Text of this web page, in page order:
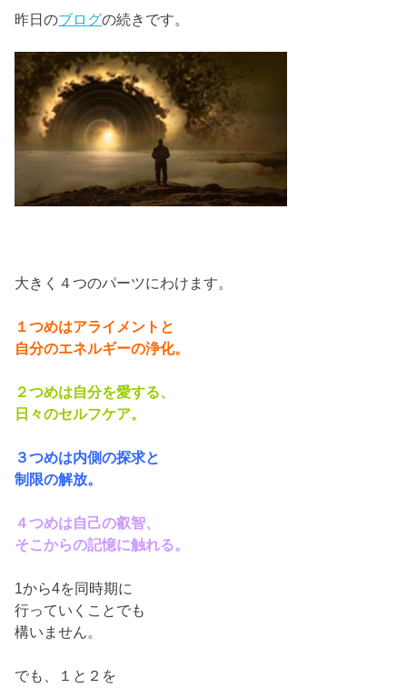
昨日のブログの続きです。
大きく４つのパーツにわけます。
１つめはアライメントと
自分のエネルギーの浄化。
２つめは自分を愛する、
日々のセルフケア。
３つめは内側の探求と
制限の解放。
４つめは自己の叡智、
そこからの記憶に触れる。
1から4を同時期に
行っていくことでも
構いません。
でも、１と２を